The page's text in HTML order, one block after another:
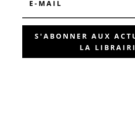
S'ABONNER AUX
LA